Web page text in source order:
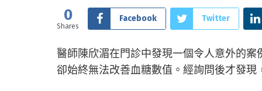
0
Shares
Facebook Twitter
醫師陳欣湄在門診中發現一個令人意外的
卻始終無法改善血糖數值。經詢問後才發現